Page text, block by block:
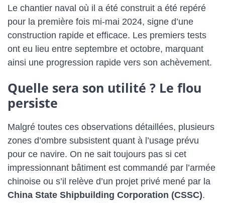
Le chantier naval où il a été construit a été repéré
pour la première fois mi-mai 2024, signe d’une
construction rapide et efficace. Les premiers tests
ont eu lieu entre septembre et octobre, marquant
ainsi une progression rapide vers son achèvement.
Quelle sera son utilité ? Le flou
persiste
Malgré toutes ces observations détaillées, plusieurs
zones d’ombre subsistent quant à l’usage prévu
pour ce navire. On ne sait toujours pas si cet
impressionnant bâtiment est commandé par l’armée
chinoise ou s’il relève d’un projet privé mené par la
China State Shipbuilding Corporation (CSSC).